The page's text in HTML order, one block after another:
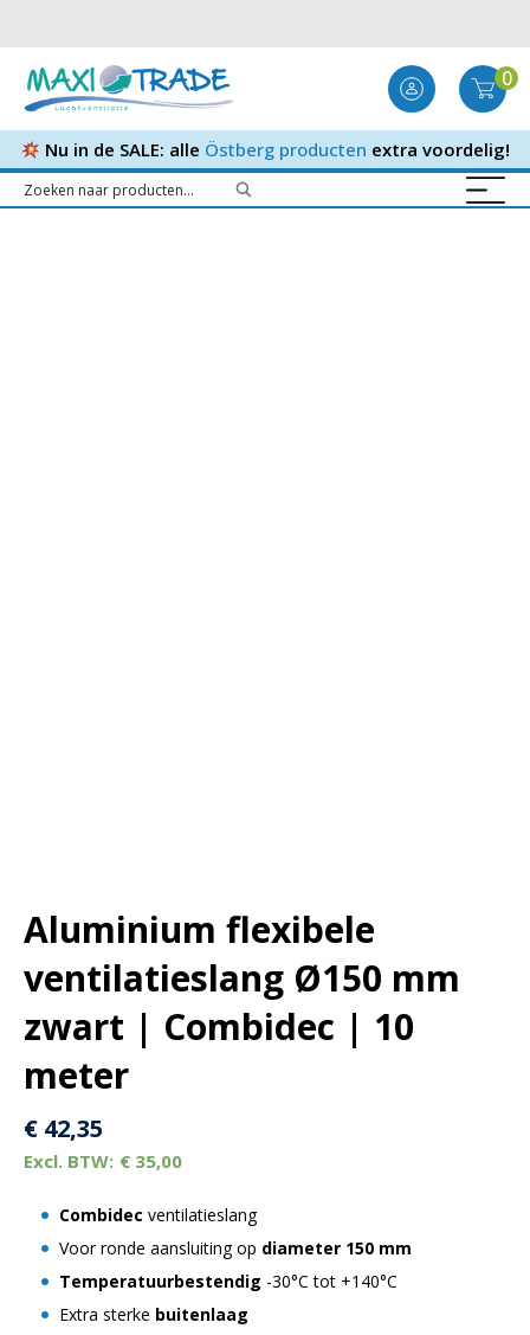
0
Nu in de SALE: alle Östberg producten extra voordelig!
Aluminium flexibele
ventilatieslang Ø150 mm
zwart | Combidec | 10
meter
€ 42,35
€ 35,00
Combidec ventilatieslang
Voor ronde aansluiting op diameter 150 mm
Temperatuurbestendig -30°C tot +140°C
Extra sterke buitenlaag